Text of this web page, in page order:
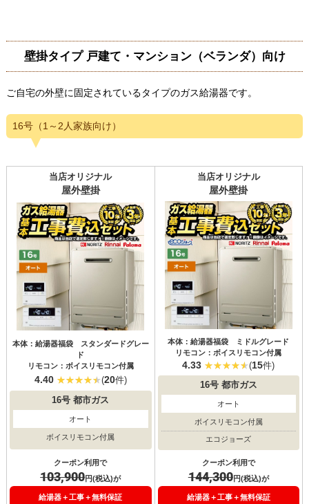
壁掛タイプ 戸建て・マンション（ベランダ）向け
ご自宅の外壁に固定されているタイプのガス給湯器です。
16号（1～2人家族向け）
当店オリジナル
屋外壁掛
本体：給湯器福袋 スタンダードグレー
ド
リモコン：ボイスリモコン付属
4.40 (20件)
16号 都市ガス
オート
ボイスリモコン付属
クーポン利用で
103,900円(税込)が
給湯器＋工事＋無料保証
当店オリジナル
屋外壁掛
本体：給湯器福袋 ミドルグレード
リモコン：ボイスリモコン付属
4.33 (15件)
16号都市ガス
オート
ボイスリモコン付属
エコジョーズ
クーポン利用で
144,300円(税込)が
給湯器＋工事＋無料保証